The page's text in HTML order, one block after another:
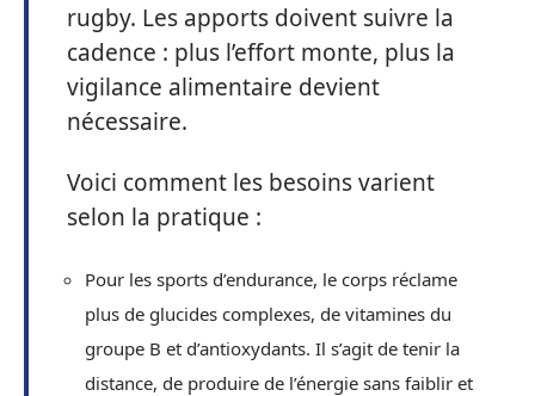
rugby. Les apports doivent suivre la
cadence : plus l’effort monte, plus la
vigilance alimentaire devient
nécessaire.
Voici comment les besoins varient
selon la pratique :
Pour les sports d’endurance, le corps réclame
plus de glucides complexes, de vitamines du
groupe B et d’antioxydants. Il s’agit de tenir la
distance, de produire de l’énergie sans faiblir et